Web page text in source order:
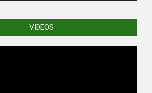
VIDEOS